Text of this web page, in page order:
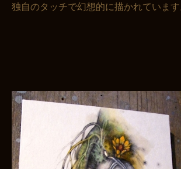
独自のタッチで幻想的に描かれています